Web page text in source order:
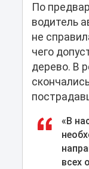
По
водитель
не
чего
дерево. В
«В
всех